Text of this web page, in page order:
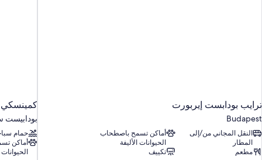
ترايب بودابست إيربورت
Budapest
النقل المجاني من/إلى
المطار
أماكن تسمح باصطحاب
الحيوانات الأليفة
مطعم
تكييف
بودابيست
حمام
أماكن
الحيوانات